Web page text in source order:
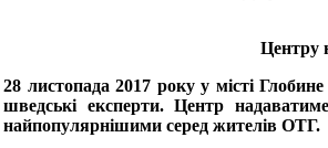
Центру
28 листопада 2017 року у місті Глобине
шведські експерти. Центр
найпопулярнішими серед жителів ОТГ.